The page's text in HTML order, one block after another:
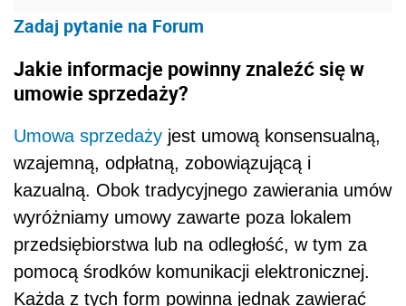
Zadaj pytanie na Forum
Jakie informacje powinny znaleźć się w
umowie sprzedaży?
Umowa sprzedaży jest umową konsensualną,
wzajemną, odpłatną, zobowiązującą i
kazualną. Obok tradycyjnego zawierania umów
wyróżniamy umowy zawarte poza lokalem
przedsiębiorstwa lub na odległość, w tym za
pomocą środków komunikacji elektronicznej.
Każda z tych form powinna jednak zawierać